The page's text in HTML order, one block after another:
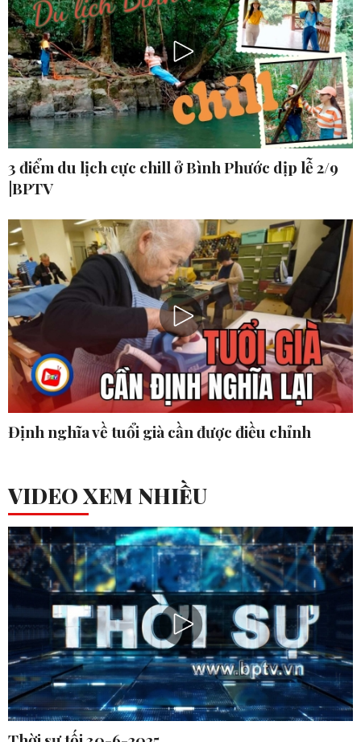
3 điểm du lịch cực chill ở Bình Phước dịp lễ 2/9
|BPTV
Định nghĩa về tuổi già cần được điều chỉnh
VIDEO XEM NHIỀU